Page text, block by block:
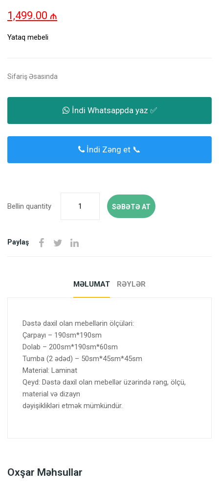
1,499.00 ₼
Yataq mebeli
Sifariş Əsasında
İndi Whatsappda yaz ✅
İndi Zəng et 📞
Bellin quantity SƏBƏTƏ AT
Paylaş
MƏLUMAT RƏYLƏR
Dəstə daxil olan mebellərin ölçüləri:
Çarpayı – 190sm*190sm
Dolab – 200sm*190sm*60sm
Tumba (2 ədəd) – 50sm*45sm*45sm
Material: Laminat
Qeyd: Dəstə daxil olan mebellər üzərində rəng, ölçü,
material və dizayn
dəyişiklikləri etmək mümkündür.
Oxşar Məhsullar